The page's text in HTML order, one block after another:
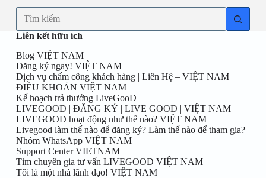
No
results
Liên kết hữu ích
Blog VIỆT NAM
Đăng ký ngay! VIỆT NAM
Dịch vụ chấm công khách hàng | Liên Hệ – VIỆT NAM
ĐIỀU KHOẢN VIỆT NAM
Kế hoạch trả thưởng LiveGooD
LIVEGOOD | ĐĂNG KÝ | LIVE GOOD | VIỆT NAM
LIVEGOOD hoạt động như thế nào? VIỆT NAM
Livegood làm thế nào để đăng ký? Làm thế nào để tham gia?
Nhóm WhatsApp VIỆT NAM
Support Center VIETNAM
Tìm chuyên gia tư vấn LIVEGOOD VIỆT NAM
Tôi là một nhà lãnh đạo! VIỆT NAM